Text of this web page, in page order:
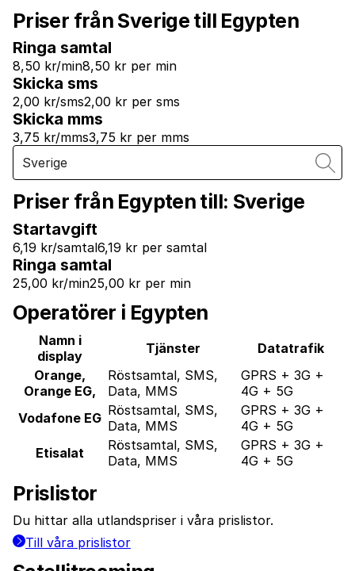
Priser från Sverige till Egypten
Ringa samtal
8,50 kr/min8,50 kr per min
Skicka sms
2,00 kr/sms2,00 kr per sms
Skicka mms
3,75 kr/mms3,75 kr per mms
Priser från Egypten till: Sverige
Startavgift
6,19 kr/samtal6,19 kr per samtal
Ringa samtal
25,00 kr/min25,00 kr per min
Operatörer i Egypten
Namn i
display
Tjänster
Datatrafik
Orange,
Orange EG,
Röstsamtal, SMS,
Data, MMS
GPRS + 3G +
4G + 5G
Vodafone EG Röstsamtal, SMS,
Data, MMS
GPRS + 3G +
4G + 5G
Etisalat
Röstsamtal, SMS,
Data, MMS
GPRS + 3G +
4G + 5G
Prislistor
Du hittar alla utlandspriser i våra prislistor.
Till våra prislistor